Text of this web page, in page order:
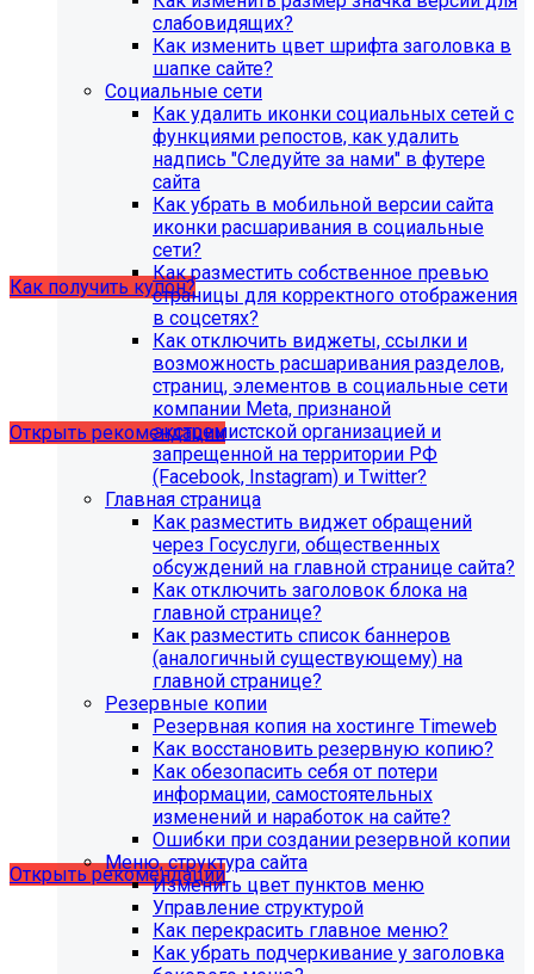
В связи с новыми требованиями Приказа 1493
Рособнадзора нами были внесены изменения в
поставку готовых решений для образовательных
Теперь в сборку готовых решений для образовательных
организаций входит модуль SIMAI-SF4: Сведения об
образовательной организации (simai.sveden). Для
корректной работы модуля необходимо активировать
Как получить купон?
Что делать, если на хостинге не
хватает места?
Открыть рекомендации
Рекомендации по безопасности
Открыть рекомендации
слабовидящих?
Как изменить цвет шрифта заголовка в
шапке сайте?
Социальные сети
Как удалить иконки социальных сетей с
функциями репостов, как удалить
надпись "Следуйте за нами" в футере
сайта
Как убрать в мобильной версии сайта
иконки расшаривания в социальные
сети?
Как разместить собственное превью
страницы для корректного отображения
в соцсетях?
Как отключить виджеты, ссылки и
возможность расшаривания разделов,
страниц, элементов в социальные сети
компании Meta, признаной
экстремистской организацией и
запрещенной на территории РФ
(Facebook, Instagram) и Twitter?
Главная страница
Как разместить виджет обращений
через Госуслуги, общественных
обсуждений на главной странице сайта?
Как отключить заголовок блока на
главной странице?
Как разместить список баннеров
(аналогичный существующему) на
главной странице?
Резервные копии
Резервная копия на хостинге Timeweb
Как восстановить резервную копию?
Как обезопасить себя от потери
информации, самостоятельных
изменений и наработок на сайте?
Ошибки при создании резервной копии
Меню, структура сайта
Изменить цвет пунктов меню
Управление структурой
Как перекрасить главное меню?
Как убрать подчеркивание у заголовка